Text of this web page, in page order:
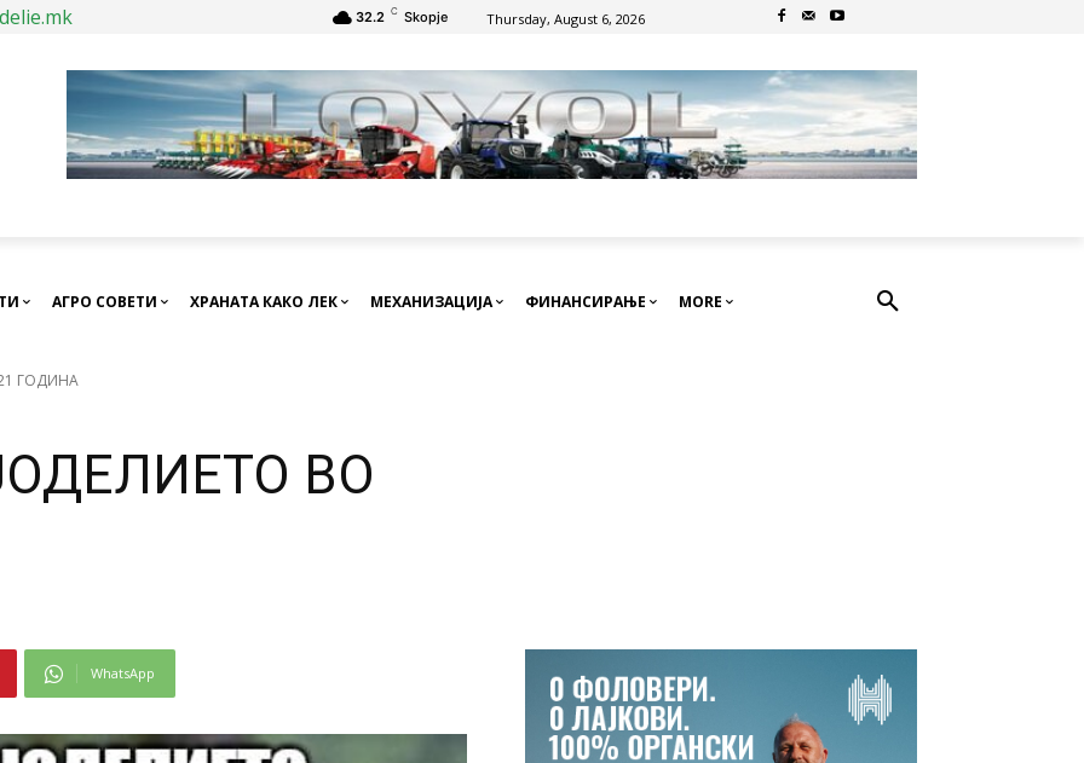
32.2 C Skopje Thursday, August 6, 2026
АГРО СОВЕТИ ХРАНАТА КАКО ЛЕК МЕХАНИЗАЦИЈА ФИНАНСИРАЊЕ MORE
ГОДИНА
ВО
WhatsApp